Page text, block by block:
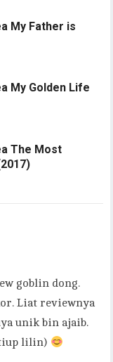
My Father is
My Golden Life
The Most
goblin dong.
Liat reviewnya
unik bin ajaib.
lilin)